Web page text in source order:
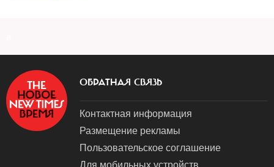
ОБРАТНАЯ СВЯЗЬ
Контактная информация
Размещение рекламы
Пользовательское соглашение